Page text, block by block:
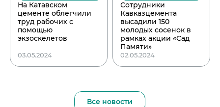
На Катавском
цементе облегчили
труд рабочих с
помощью
экзоскелетов
03.05.2024
Сотрудники
Кавказцемента
высадили 150
молодых сосенок в
рамках акции «Сад
Памяти»
02.05.2024
Все новости